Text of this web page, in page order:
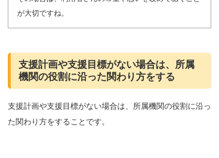
が大切ですね。
支援計画や支援目標がない場合は、所属
機関の役割に沿った関わり方をする
支援計画や支援目標がない場合は、所属機関の役割に沿っ
た関わり方をすることです。